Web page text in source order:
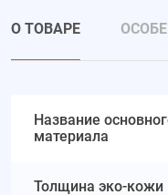
О ТОВАРЕ
Название
материала
Толщина эко-кожи